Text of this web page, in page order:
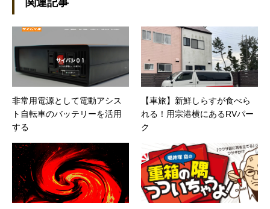
制作。プライベートでは、井上円了哲学塾の第
一期修了生として「哲学カフェ＠神保町」の世
話人、2020年以降は「なごテツ」のオンライン
カフェの世話人を務める。趣味は考えること。
関連記事
非常用電源として電動アシス
ト自転車のバッテリーを活用
する
【車旅】新鮮しらすが食べら
れる！用宗港横にあるRVパー
ク